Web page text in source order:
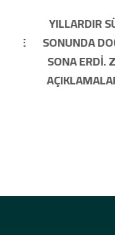
YILLARDIR
SONUNDA
SONA ERDI.